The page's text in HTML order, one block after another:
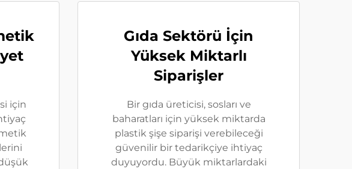
için
Gıda Sektörü İçin
Yüksek Miktarlı
Siparişler
Bir gıda üreticisi, sosları ve
baharatları için yüksek miktarda
plastik şişe siparişi verebileceği
güvenilir bir tedarikçiye ihtiyaç
duyuyordu. Büyük miktarlardaki